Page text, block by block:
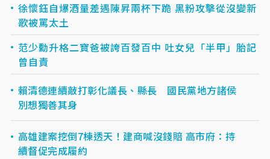
徐懷鈺自爆酒量差遇陳昇兩杯下跪 黑粉攻擊從沒變新
歌被罵太土
范少勳升格二寶爸被誇百發百中 吐女兒「半甲」胎記
曾自責
賴清德連續敲打彰化議長、縣長 國民黨地方諸侯
別想獨善其身
高雄建案挖倒7棟透天！建商喊沒錢賠 高市府：持
續督促完成履約